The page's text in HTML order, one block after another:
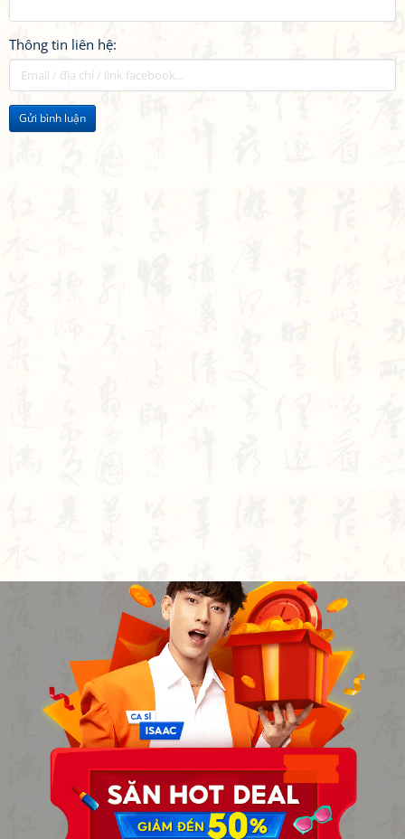
Thông tin liên hệ:
Gửi bình luận